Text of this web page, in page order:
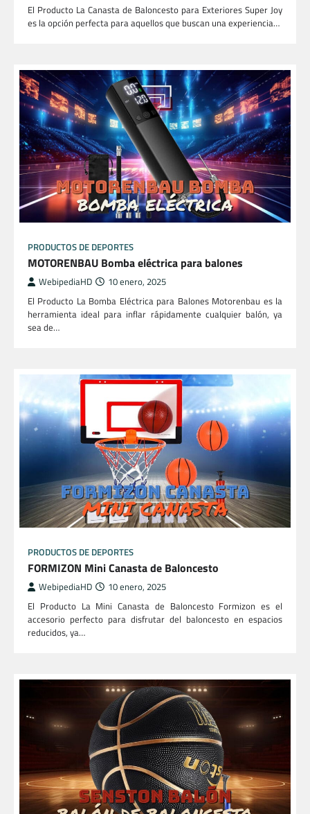
El Producto La Canasta de Baloncesto para Exteriores Super Joy
es la opción perfecta para aquellos que buscan una experiencia…
PRODUCTOS DE DEPORTES
MOTORENBAU Bomba eléctrica para balones
WebipediaHD 10 enero, 2025
El Producto La Bomba Eléctrica para Balones Motorenbau es la
herramienta ideal para inflar rápidamente cualquier balón, ya
sea de…
PRODUCTOS DE DEPORTES
FORMIZON Mini Canasta de Baloncesto
WebipediaHD 10 enero, 2025
El Producto La Mini Canasta de Baloncesto Formizon es el
accesorio perfecto para disfrutar del baloncesto en espacios
reducidos, ya…